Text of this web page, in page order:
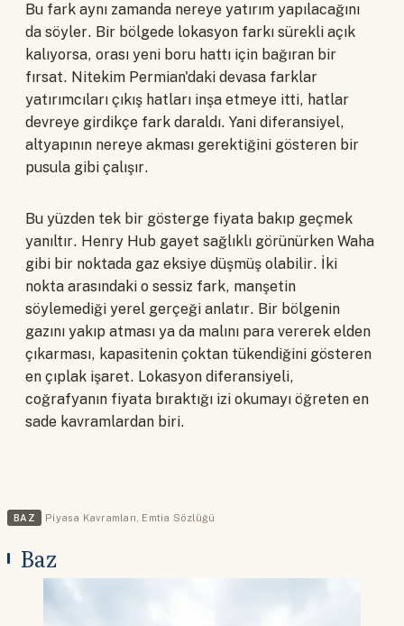
Bu fark aynı zamanda nereye yatırım yapılacağını
da söyler. Bir bölgede lokasyon farkı sürekli açık
kalıyorsa, orası yeni boru hattı için bağıran bir
fırsat. Nitekim Permian'daki devasa farklar
yatırımcıları çıkış hatları inşa etmeye itti, hatlar
devreye girdikçe fark daraldı. Yani diferansiyel,
altyapının nereye akması gerektiğini gösteren bir
pusula gibi çalışır.
Bu yüzden tek bir gösterge fiyata bakıp geçmek
yanıltır. Henry Hub gayet sağlıklı görünürken Waha
gibi bir noktada gaz eksiye düşmüş olabilir. İki
nokta arasındaki o sessiz fark, manşetin
söylemediği yerel gerçeği anlatır. Bir bölgenin
gazını yakıp atması ya da malını para vererek elden
çıkarması, kapasitenin çoktan tükendiğini gösteren
en çıplak işaret. Lokasyon diferansiyeli,
coğrafyanın fiyata bıraktığı izi okumayı öğreten en
sade kavramlardan biri.
BAZ Piyasa Kavramları, Emtia Sözlüğü
Baz